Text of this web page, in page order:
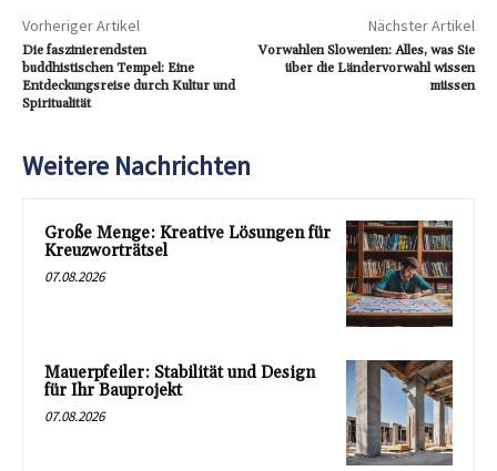
Vorheriger Artikel
Die faszinierendsten
buddhistischen Tempel: Eine
Entdeckungsreise durch Kultur und
Spiritualität
Nächster Artikel
Vorwahlen Slowenien: Alles, was Sie
über die Ländervorwahl wissen
müssen
Weitere Nachrichten
Große Menge: Kreative Lösungen für
Kreuzworträtsel
07.08.2026
Mauerpfeiler: Stabilität und Design
für Ihr Bauprojekt
07.08.2026